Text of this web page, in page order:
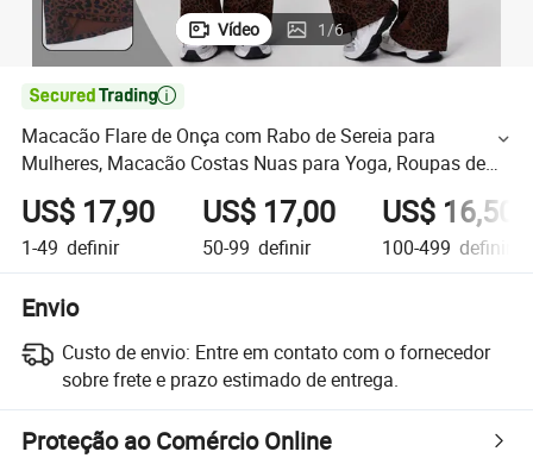
Vídeo 1/6

Macacão Flare de Onça com Rabo de Sereia para
Mulheres, Macacão Costas Nuas para Yoga, Roupas de
Esporte com Almofadas para o Peito
US$ 17,90
1-49 definir
US$ 17,00
50-99 definir
US$ 16,50
100-499 definir
Envio
Custo de envio: Entre em contato com o fornecedor
sobre frete e prazo estimado de entrega.
Proteção ao Comércio Online